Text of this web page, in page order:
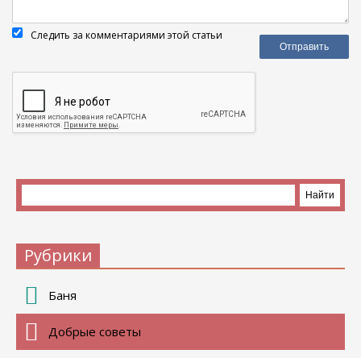
Следить за комментариями этой статьи
Рубрики
Баня
Добрые советы